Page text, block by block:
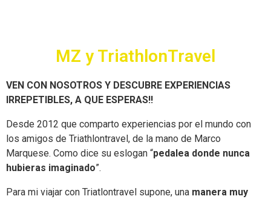
MZ y TriathlonTravel
VEN CON NOSOTROS Y DESCUBRE EXPERIENCIAS
IRREPETIBLES, A QUE ESPERAS!!
Desde 2012 que comparto experiencias por el mundo con
los amigos de Triathlontravel, de la mano de Marco
Marquese. Como dice su eslogan “pedalea donde nunca
hubieras imaginado”.
Para mi viajar con Triatlontravel supone, una manera muy